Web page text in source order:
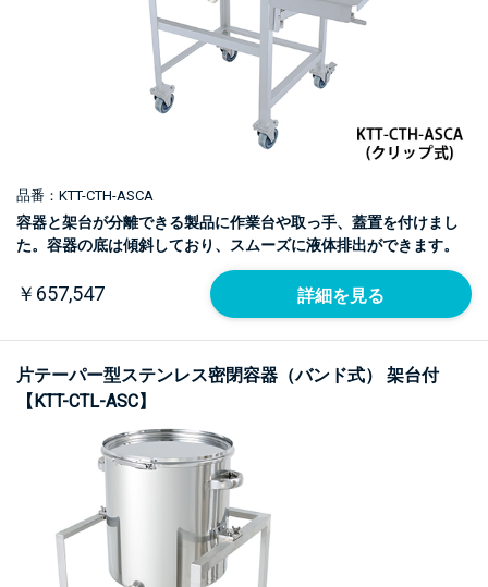
品番：KTT-CTH-ASCA
容器と架台が分離できる製品に作業台や取っ手、蓋置を付けまし
た。容器の底は傾斜しており、スムーズに液体排出ができます。
￥657,547 詳細を見る
片テーパー型ステンレス密閉容器（バンド式） 架台付
【KTT-CTL-ASC】